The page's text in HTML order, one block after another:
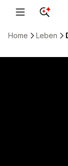
Home Leben